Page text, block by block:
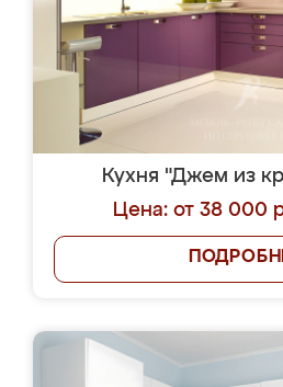
Кухня "Джем из
Цена: от 38 000